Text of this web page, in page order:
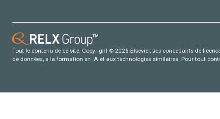
Tout le contenu de ce site: Copyright © 2026 Elsevier, ses concédants de
de données, a la formation en IA et aux technologies similaires. Pour tout